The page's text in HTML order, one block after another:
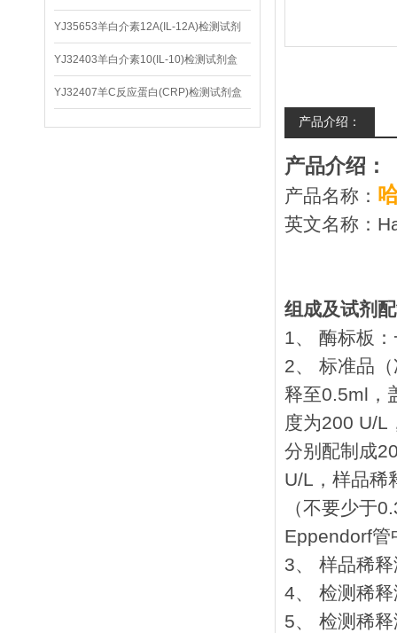
盒
YJ35653羊白介素12A(IL-12A)检测试剂
盒
YJ32403羊白介素10(IL-10)检测试剂盒
YJ32407羊C反应蛋白(CRP)检测试剂盒
产品介绍：
产品介绍：
产品名称：
英文名称：
组成及试剂
1、 酶标板
2、 标准品
释至0.5ml，
度为200 U/L
分别配制成
U/L，样品稀
（不要少于
Eppendorf管
3、 样品稀
4、 检测稀
5、 检测稀